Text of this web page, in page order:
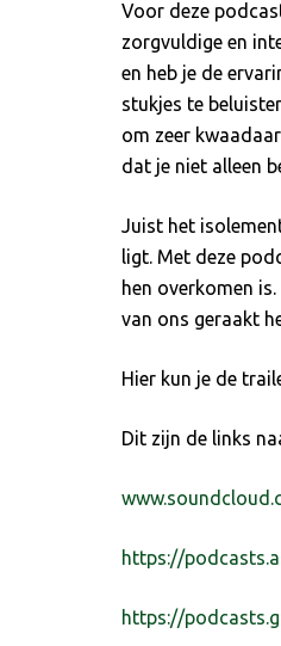
Voor deze
zorgvuldige en
en heb je de
stukjes te
om zeer
dat je niet alleen
Juist het
ligt. Met deze
hen overkomen
van ons geraakt
Hier kun je de
Dit zijn de links
https://
https://